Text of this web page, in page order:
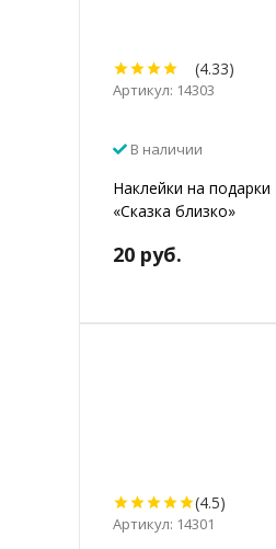
(4.33)
Артикул: 14303
В наличии
Наклейки на подарки
«Сказка близко»
20 руб.
(4.5)
Артикул: 14301